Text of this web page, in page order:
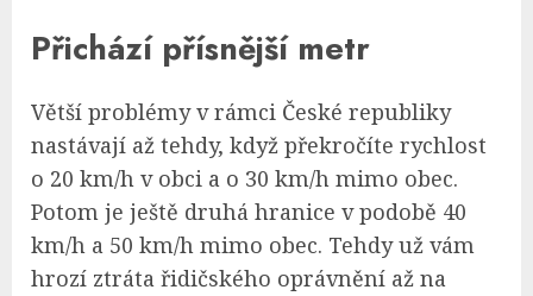
Přichází přísnější metr
Větší problémy v rámci České republiky
nastávají až tehdy, když překročíte rychlost
o 20 km/h v obci a o 30 km/h mimo obec.
Potom je ještě druhá hranice v podobě 40
km/h a 50 km/h mimo obec. Tehdy už vám
hrozí ztráta řidičského oprávnění až na